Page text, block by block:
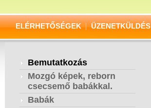
ELÉRHETŐSÉGEK ÜZENETKÜLDÉS
Bemutatkozás
Mozgó képek, reborn
csecsemő babákkal.
Babák